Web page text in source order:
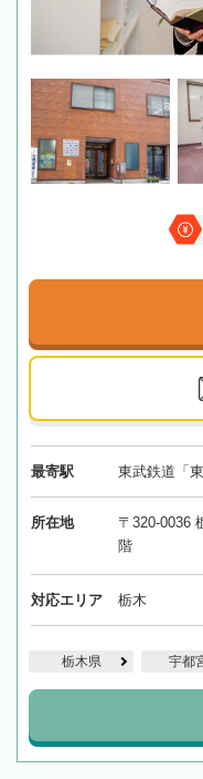
最寄駅 東武鉄道「
所在地
〒320-0036
階
対応エリア 栃木
栃木県 宇都